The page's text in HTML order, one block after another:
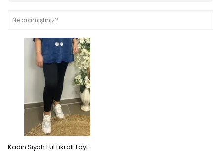
Kadın Siyah Ful Likralı Tayt